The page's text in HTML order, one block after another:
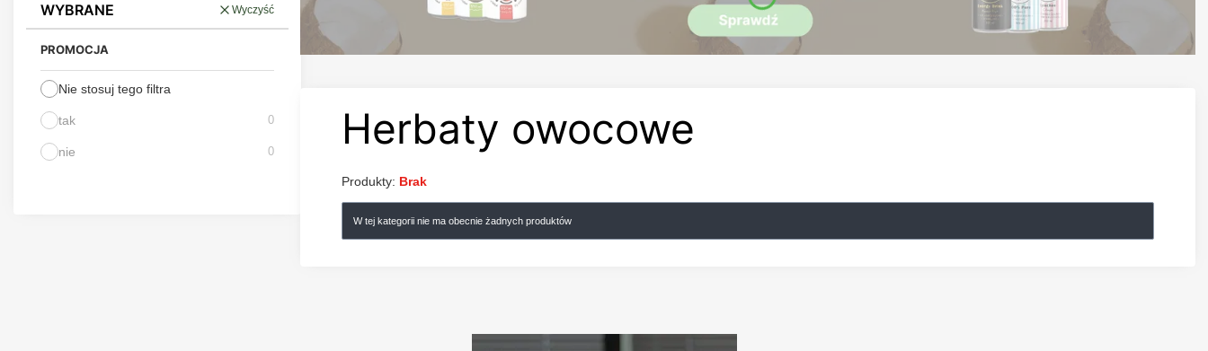
WYBRANE Wyczyść
PROMOCJA
Nie stosuj tego filtra
tak 0
nie 0 Herbaty owocowe
Produkty: Brak
W tej kategorii nie ma obecnie żadnych produktów